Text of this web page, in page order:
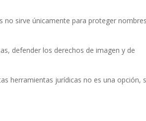
no sirve únicamente para proteger
defender los derechos de imagen y de
herramientas jurídicas no es una opción,